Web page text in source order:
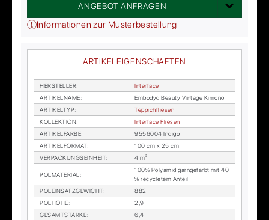
ANGEBOT ANFRAGEN
Informationen zur Musterbestellung
ARTIKELEIGENSCHAFTEN
HER­STEL­LER:
In­ter­face
AR­TI­KEL­NA­ME:
Em­bo­dyd Be­au­ty Vin­ta­ge Ki­mo­no
AR­TI­KEL­TYP:
Tep­pich­flie­sen
KOL­LEK­TI­ON:
In­ter­face Flie­sen
AR­TI­KEL­FAR­BE:
9556004 In­di­go
AR­TI­KEL­FOR­MAT:
100 cm x 25 cm
VER­PA­CKUNGS­EIN­HEIT: 4 m²
POL­MA­TE­RI­AL :
100% Po­ly­amid garn­ge­färbt mit 40
% re­cy­cle­tem An­teil
POL­EIN­SATZ­GE­WICHT:
882
POL­HÖ­HE:
2,9
GE­SAMT­STÄR­KE:
6,4